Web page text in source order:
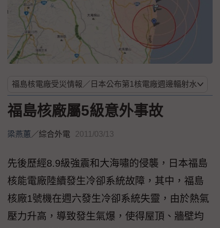
福島核廠屬5級意外事故
梁燕蕙 ／綜合外電 2011/03/13
先後歷經8.9級強震和大海嘯的侵襲，日本福島
核能電廠陸續發生冷卻系統故障，其中，福島
核廠1號機在週六發生冷卻系統失靈，由於熱氣
壓力升高，導致發生氣爆，使得屋頂、牆壁均